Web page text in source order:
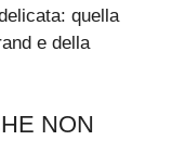
quella
e della
NON